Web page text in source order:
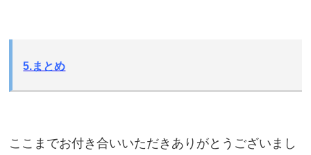
5.まとめ
ここまでお付き合いいただきありがとうございまし